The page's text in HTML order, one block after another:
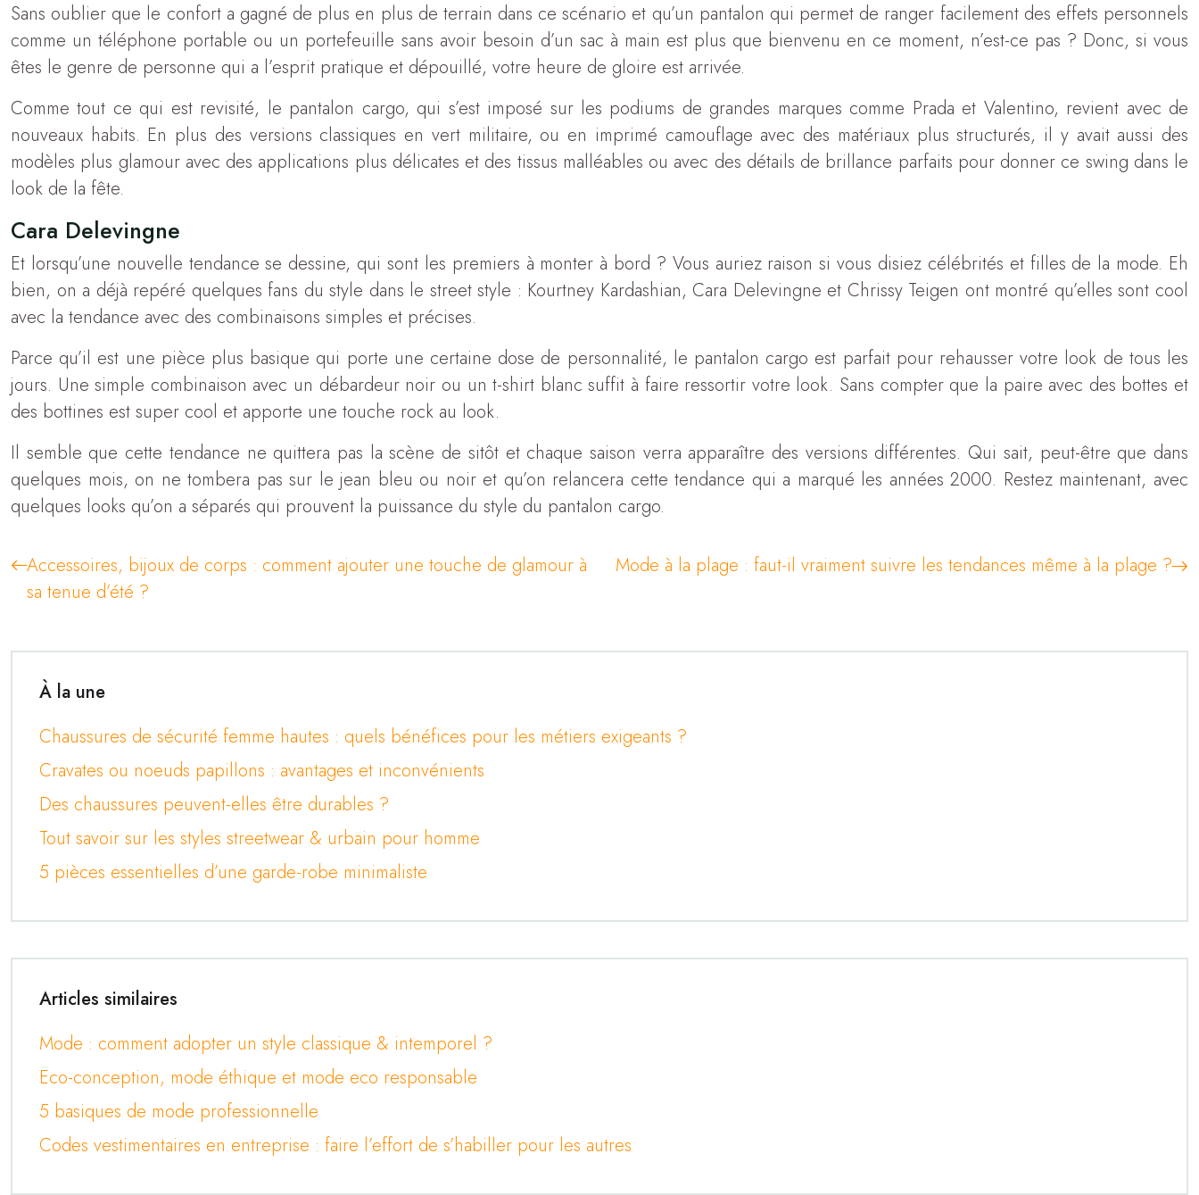
Sans oublier que le confort a gagné de plus en plus de terrain dans ce scénario et qu’un pantalon qui permet de ranger facilement des effets personnels
comme un téléphone portable ou un portefeuille sans avoir besoin d’un sac à main est plus que bienvenu en ce moment, n’est-ce pas ? Donc, si vous
êtes le genre de personne qui a l’esprit pratique et dépouillé, votre heure de gloire est arrivée.
Comme tout ce qui est revisité, le pantalon cargo, qui s’est imposé sur les podiums de grandes marques comme Prada et Valentino, revient avec de
nouveaux habits. En plus des versions classiques en vert militaire, ou en imprimé camouflage avec des matériaux plus structurés, il y avait aussi des
modèles plus glamour avec des applications plus délicates et des tissus malléables ou avec des détails de brillance parfaits pour donner ce swing dans le
look de la fête.
Cara Delevingne
Et lorsqu’une nouvelle tendance se dessine, qui sont les premiers à monter à bord ? Vous auriez raison si vous disiez célébrités et filles de la mode. Eh
bien, on a déjà repéré quelques fans du style dans le street style : Kourtney Kardashian, Cara Delevingne et Chrissy Teigen ont montré qu’elles sont cool
avec la tendance avec des combinaisons simples et précises.
Parce qu’il est une pièce plus basique qui porte une certaine dose de personnalité, le pantalon cargo est parfait pour rehausser votre look de tous les
jours. Une simple combinaison avec un débardeur noir ou un t-shirt blanc suffit à faire ressortir votre look. Sans compter que la paire avec des bottes et
des bottines est super cool et apporte une touche rock au look.
Il semble que cette tendance ne quittera pas la scène de sitôt et chaque saison verra apparaître des versions différentes. Qui sait, peut-être que dans
quelques mois, on ne tombera pas sur le jean bleu ou noir et qu’on relancera cette tendance qui a marqué les années 2000. Restez maintenant, avec
quelques looks qu’on a séparés qui prouvent la puissance du style du pantalon cargo.
Accessoires, bijoux de corps : comment ajouter une touche de glamour à
sa tenue d’été ?
Mode à la plage : faut-il vraiment suivre les tendances même à la plage ?
À la une
Chaussures de sécurité femme hautes : quels bénéfices pour les métiers exigeants ?
Cravates ou noeuds papillons : avantages et inconvénients
Des chaussures peuvent-elles être durables ?
Tout savoir sur les styles streetwear & urbain pour homme
5 pièces essentielles d’une garde-robe minimaliste
Articles similaires
Mode : comment adopter un style classique & intemporel ?
Eco-conception, mode éthique et mode eco responsable
5 basiques de mode professionnelle
Codes vestimentaires en entreprise : faire l’effort de s’habiller pour les autres